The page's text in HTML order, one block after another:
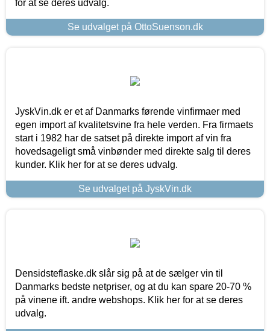
for at se deres udvalg.
Se udvalget på OttoSuenson.dk
JyskVin.dk er et af Danmarks førende vinfirmaer med
egen import af kvalitetsvine fra hele verden. Fra firmaets
start i 1982 har de satset på direkte import af vin fra
hovedsageligt små vinbønder med direkte salg til deres
kunder. Klik her for at se deres udvalg.
Se udvalget på JyskVin.dk
Densidsteflaske.dk slår sig på at de sælger vin til
Danmarks bedste netpriser, og at du kan spare 20-70 %
på vinene ift. andre webshops. Klik her for at se deres
udvalg.